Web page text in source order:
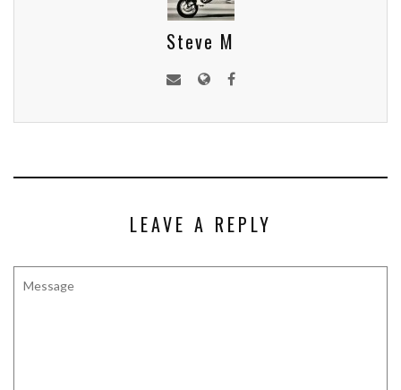
Steve M
LEAVE A REPLY